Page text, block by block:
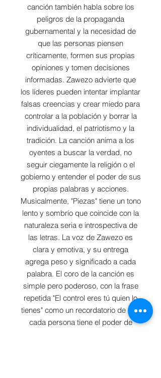
canción también habla sobre los
peligros de la propaganda
gubernamental y la necesidad de
que las personas piensen
críticamente, formen sus propias
opiniones y tomen decisiones
informadas. Zawezo advierte que
los líderes pueden intentar implantar
falsas creencias y crear miedo para
controlar a la población y borrar la
individualidad, el patriotismo y la
tradición. La canción anima a los
oyentes a buscar la verdad, no
seguir ciegamente la religión o el
gobierno y entender el poder de sus
propias palabras y acciones.
Musicalmente, "Piezas" tiene un tono
lento y sombrío que coincide con la
naturaleza seria e introspectiva de
las letras. La voz de Zawezo es
clara y emotiva, y su entrega
agrega peso y significado a cada
palabra. El coro de la canción es
simple pero poderoso, con la frase
repetida "El control eres tú quien lo
tienes" como un recordatorio de que
cada persona tiene el poder de